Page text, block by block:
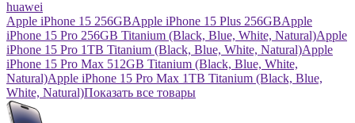
huawei
Apple iPhone 15 256GBApple iPhone 15 Plus 256GBApple
iPhone 15 Pro 256GB Titanium (Black, Blue, White, Natural)Apple
iPhone 15 Pro 1TB Titanium (Black, Blue, White, Natural)Apple
iPhone 15 Pro Max 512GB Titanium (Black, Blue, White,
Natural)Apple iPhone 15 Pro Max 1TB Titanium (Black, Blue,
White, Natural)Показать все товары